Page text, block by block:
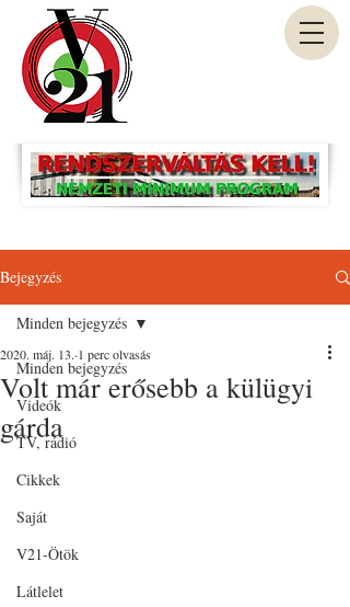
Bejegyzés
Minden bejegyzés
Videók
TV, rádió
Cikkek
Saját
V21-Ötök
Látlelet
Minden bejegyzés
Volt már erősebb a külügyi
gárda
2020. máj. 13. 1 perc olvasás